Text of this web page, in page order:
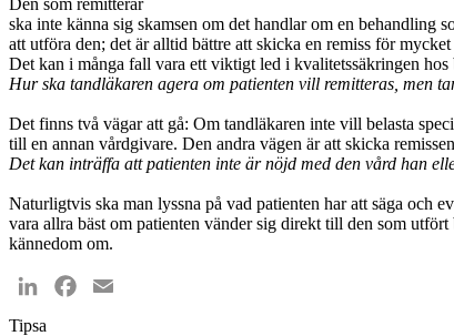
ska inte känna sig skamsen om det handlar om en behandling
att utföra den; det är alltid bättre att skicka en remiss för
Det kan i många fall vara ett viktigt led i kvalitetssäkringen hos
Hur ska tandläkaren agera om patienten vill remitteras, men
Det finns två vägar att gå: Om tandläkaren inte vill belasta
till en annan vårdgivare. Den andra vägen är att skicka
Det kan inträffa att patienten inte är nöjd med den vård han
Naturligtvis ska man lyssna på vad patienten har att säga och
vara allra bäst om patienten vänder sig direkt till den som
kännedom om.
LinkedInFacebook
Tipsa